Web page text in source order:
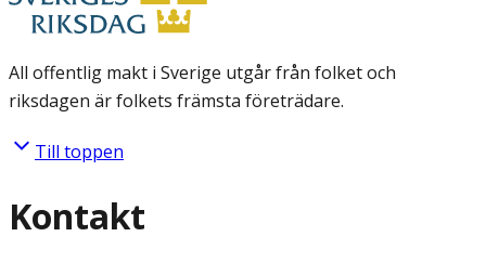
All offentlig makt i Sverige utgår från folket och
riksdagen är folkets främsta företrädare.
Till toppen
Kontakt